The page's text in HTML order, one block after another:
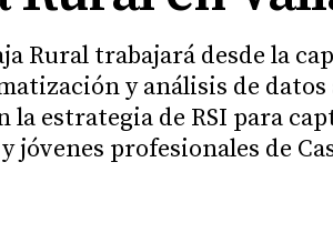
Rural trabajará desde la
y análisis de datos
estrategia de RSI para
profesionales de